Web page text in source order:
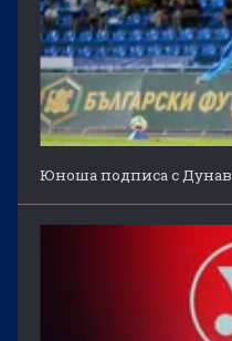
Юноша подписа с Дунав